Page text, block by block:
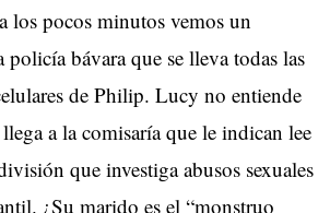
los pocos minutos vemos un
policía bávara que se lleva todas las
de Philip. Lucy no entiende
a la comisaría que le indican lee
que investiga abusos sexuales
¿Su marido es el “monstruo